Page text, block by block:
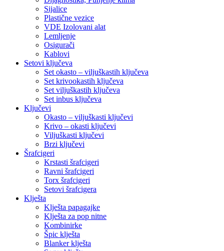
Sijalice
Plastične vezice
VDE Izolovani alat
Lemljenje
Osigurači
Kablovi
Setovi ključeva
Set okasto – viljuškastih ključeva
Set krivookastih ključeva
Set viljuškastih ključeva
Set inbus ključeva
Ključevi
Okasto – viljuškasti ključevi
Krivo – okasti ključevi
Viljuškasti ključevi
Brzi ključevi
Šrafcigeri
Krstasti šrafcigeri
Ravni šrafcigeri
Torx šrafcigeri
Setovi šrafcigera
Klješta
Klješta papagajke
Klješta za pop nitne
Kombinirke
Špic klješta
Blanker klješta